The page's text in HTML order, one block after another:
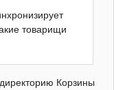
товарищи
Корзины